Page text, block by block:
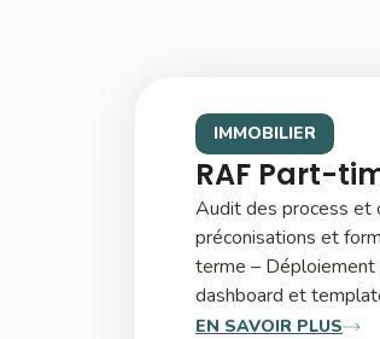
IMMOBILIER
RAF Part-
Audit des process et
préconisations et
terme – Déploiement
dashboard et
EN SAVOIR PLUS